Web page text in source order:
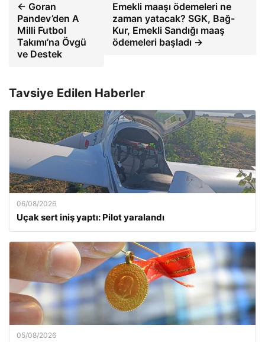
← Goran
Pandev’den A
Milli Futbol
Takımı’na Övgü
ve Destek
Emekli maaşı ödemeleri ne
zaman yatacak? SGK, Bağ-
Kur, Emekli Sandığı maaş
ödemeleri başladı →
Tavsiye Edilen Haberler
06/08/2026
Uçak sert iniş yaptı: Pilot yaralandı
05/08/2026